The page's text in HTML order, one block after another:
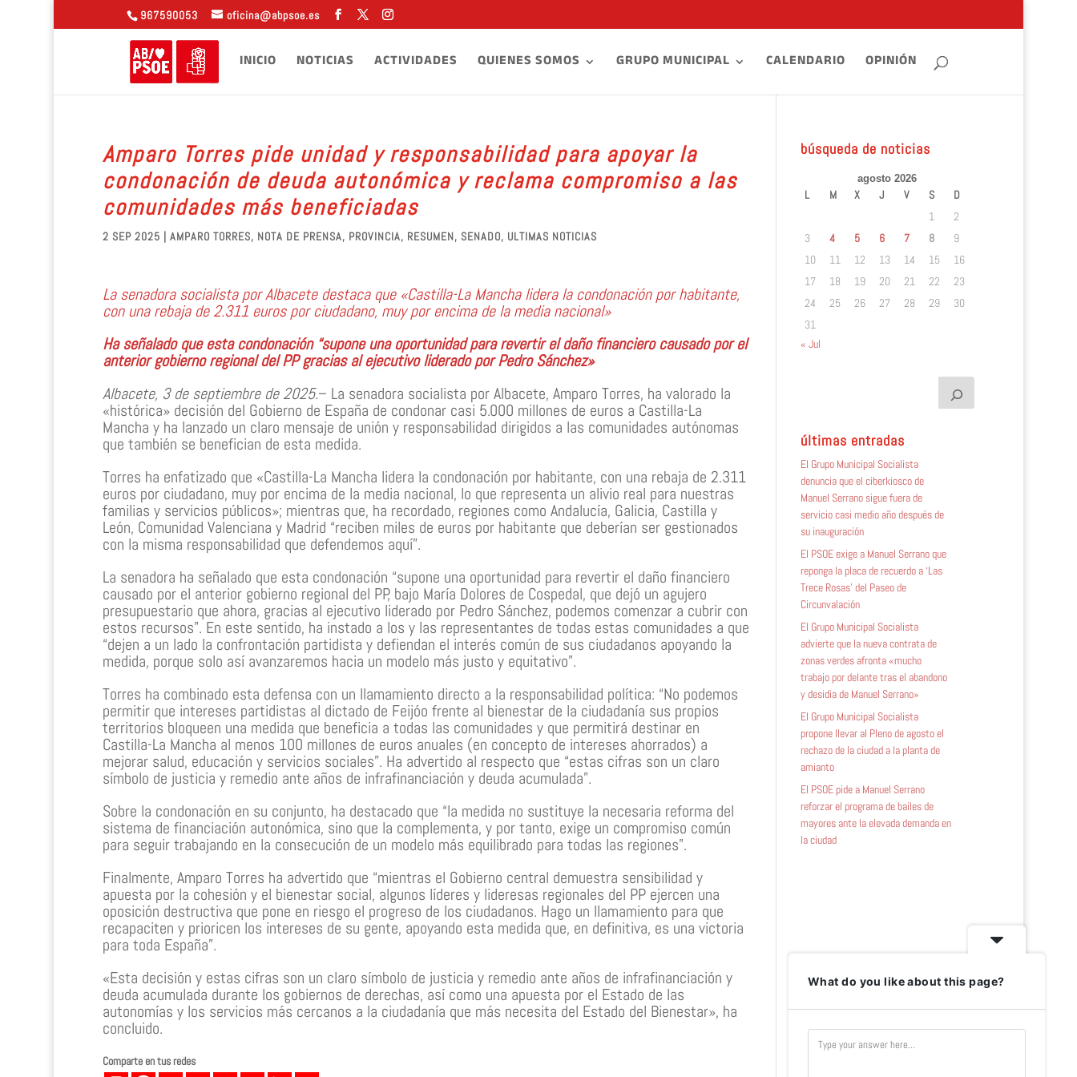
967590053 oficina@abpsoe.es
INICIO NOTICIAS ACTIVIDADES QUIENES SOMOS GRUPO MUNICIPAL CALENDARIO OPINIÓN
Amparo Torres pide unidad y responsabilidad para apoyar la
condonación de deuda autonómica y reclama compromiso a las
comunidades más beneficiadas
2 SEP 2025 | AMPARO TORRES, NOTA DE PRENSA, PROVINCIA, RESUMEN, SENADO, ULTIMAS NOTICIAS
La senadora socialista por Albacete destaca que «Castilla-La Mancha lidera la condonación por habitante,
con una rebaja de 2.311 euros por ciudadano, muy por encima de la media nacional»
Ha señalado que esta condonación “supone una oportunidad para revertir el daño financiero causado por el
anterior gobierno regional del PP gracias al ejecutivo liderado por Pedro Sánchez»
Albacete, 3 de septiembre de 2025.– La senadora socialista por Albacete, Amparo Torres, ha valorado la
«histórica» decisión del Gobierno de España de condonar casi 5.000 millones de euros a Castilla-La
Mancha y ha lanzado un claro mensaje de unión y responsabilidad dirigidos a las comunidades autónomas
que también se benefician de esta medida.
Torres ha enfatizado que «Castilla-La Mancha lidera la condonación por habitante, con una rebaja de 2.311
euros por ciudadano, muy por encima de la media nacional, lo que representa un alivio real para nuestras
familias y servicios públicos»; mientras que, ha recordado, regiones como Andalucía, Galicia, Castilla y
León, Comunidad Valenciana y Madrid “reciben miles de euros por habitante que deberían ser gestionados
con la misma responsabilidad que defendemos aquí”.
La senadora ha señalado que esta condonación “supone una oportunidad para revertir el daño financiero
causado por el anterior gobierno regional del PP, bajo María Dolores de Cospedal, que dejó un agujero
presupuestario que ahora, gracias al ejecutivo liderado por Pedro Sánchez, podemos comenzar a cubrir con
estos recursos”. En este sentido, ha instado a los y las representantes de todas estas comunidades a que
“dejen a un lado la confrontación partidista y defiendan el interés común de sus ciudadanos apoyando la
medida, porque solo así avanzaremos hacia un modelo más justo y equitativo”.
Torres ha combinado esta defensa con un llamamiento directo a la responsabilidad política: “No podemos
permitir que intereses partidistas al dictado de Feijóo frente al bienestar de la ciudadanía sus propios
territorios bloqueen una medida que beneficia a todas las comunidades y que permitirá destinar en
Castilla-La Mancha al menos 100 millones de euros anuales (en concepto de intereses ahorrados) a
mejorar salud, educación y servicios sociales”. Ha advertido al respecto que “estas cifras son un claro
símbolo de justicia y remedio ante años de infrafinanciación y deuda acumulada”.
Sobre la condonación en su conjunto, ha destacado que “la medida no sustituye la necesaria reforma del
sistema de financiación autonómica, sino que la complementa, y por tanto, exige un compromiso común
para seguir trabajando en la consecución de un modelo más equilibrado para todas las regiones”.
Finalmente, Amparo Torres ha advertido que “mientras el Gobierno central demuestra sensibilidad y
apuesta por la cohesión y el bienestar social, algunos líderes y lideresas regionales del PP ejercen una
oposición destructiva que pone en riesgo el progreso de los ciudadanos. Hago un llamamiento para que
recapaciten y prioricen los intereses de su gente, apoyando esta medida que, en definitiva, es una victoria
para toda España”.
«Esta decisión y estas cifras son un claro símbolo de justicia y remedio ante años de infrafinanciación y
deuda acumulada durante los gobiernos de derechas, así como una apuesta por el Estado de las
autonomías y los servicios más cercanos a la ciudadanía que más necesita del Estado del Bienestar», ha
concluido.
Comparte en tus redes
búsqueda de noticias
agosto 2026
L M X J V S
D
1
2
3
4 5 6 7 8
9
10
11 12 13 14 15
16
17
18 19 20 21 22
23
24
25 26 27 28 29
30
31
« Jul
últimas entradas
El Grupo Municipal Socialista
denuncia que el ciberkiosco de
Manuel Serrano sigue fuera de
servicio casi medio año después de
su inauguración
El PSOE exige a Manuel Serrano que
reponga la placa de recuerdo a ‘Las
Trece Rosas’ del Paseo de
Circunvalación
El Grupo Municipal Socialista
advierte que la nueva contrata de
zonas verdes afronta «mucho
trabajo por delante tras el abandono
y desidia de Manuel Serrano»
El Grupo Municipal Socialista
propone llevar al Pleno de agosto el
rechazo de la ciudad a la planta de
amianto
El PSOE pide a Manuel Serrano
reforzar el programa de bailes de
mayores ante la elevada demanda en
la ciudad
What do you like about this page?